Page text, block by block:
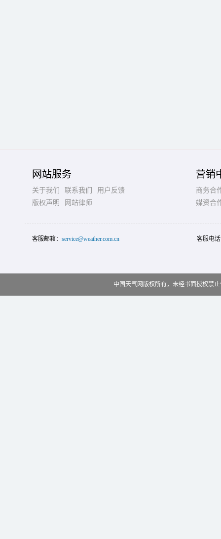
网站服务
关于我们 联系我们
用户反馈
版权声明
网站律师
营销
商务合
媒资合
客服邮箱： service@weather.com.cn 客服电
中国天气网版权所有，未经书面授权